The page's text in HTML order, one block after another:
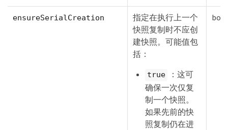
ensureSerialCreation
指定在执行上一个
快照复制时不应创
建快照。可能值包
括：
true
：这可
确保一次仅复
制一个快照。
如果先前的快
照复制仍在进